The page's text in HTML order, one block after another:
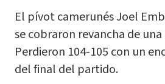
El pívot camerunés Joel
se cobraron revancha de
Perdieron 104-105 con un
del final del partido.